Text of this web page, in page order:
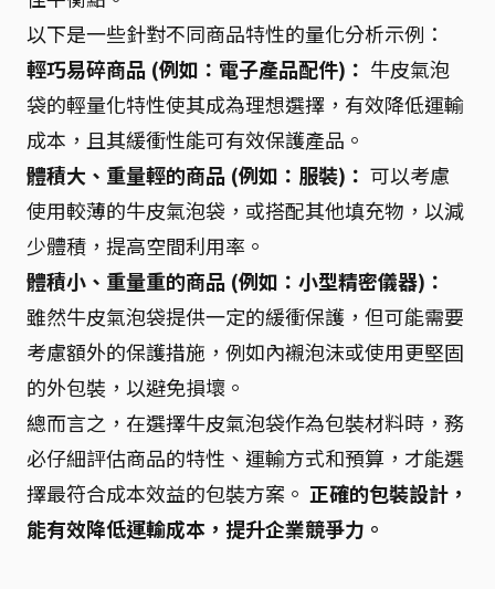
以下是一些針對不同商品特性的量化分析示例：
輕巧易碎商品 (例如：電子產品配件)： 牛皮氣泡
袋的輕量化特性使其成為理想選擇，有效降低運輸
成本，且其緩衝性能可有效保護產品。
體積大、重量輕的商品 (例如：服裝)： 可以考慮
使用較薄的牛皮氣泡袋，或搭配其他填充物，以減
少體積，提高空間利用率。
體積小、重量重的商品 (例如：小型精密儀器)：
雖然牛皮氣泡袋提供一定的緩衝保護，但可能需要
考慮額外的保護措施，例如內襯泡沫或使用更堅固
的外包裝，以避免損壞。
總而言之，在選擇牛皮氣泡袋作為包裝材料時，務
必仔細評估商品的特性、運輸方式和預算，才能選
擇最符合成本效益的包裝方案。 正確的包裝設計，
能有效降低運輸成本，提升企業競爭力。